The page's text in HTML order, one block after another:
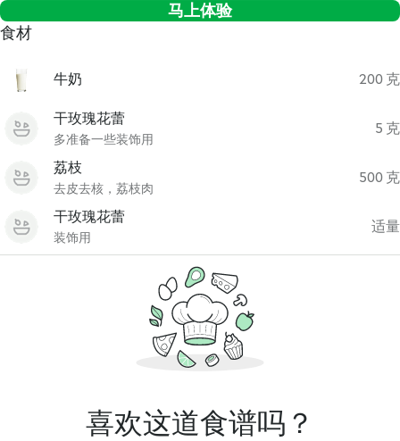
马上体验
食材
牛奶 200 克
干玫瑰花蕾
多准备一些装饰用
5 克
荔枝
去皮去核，荔枝肉
500 克
干玫瑰花蕾
装饰用
适量
喜欢这道食谱吗？